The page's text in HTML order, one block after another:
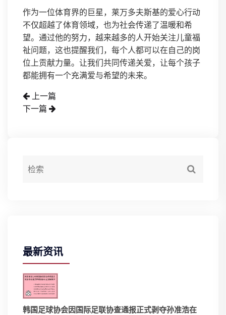
作为一位体育界的巨星，莱万多夫斯基的爱心行动
不仅超越了体育领域，也为社会传递了温暖和希
望。通过他的努力，越来越多的人开始关注儿童福
祉问题，这也提醒我们，每个人都可以在自己的岗
位上贡献力量。让我们共同传递关爱，让每个孩子
都能拥有一个充满爱与希望的未来。
上一篇
下一篇
最新资讯
韩国足球协会因国际足联协查通报正式剥夺孙准浩在